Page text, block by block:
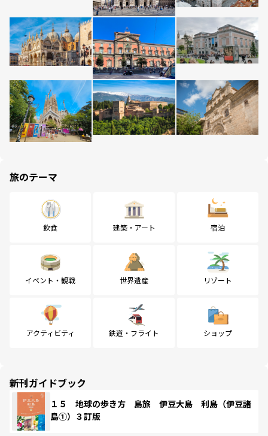
旅のテーマ
飲食 建築・アート 宿泊
イベント・観戦 世界遺産 リゾート
アクティビティ 鉄道・フライト ショップ
新刊ガイドブック
１５ 地球の歩き方 島旅 伊豆大島 利島（伊豆諸
島①）３訂版